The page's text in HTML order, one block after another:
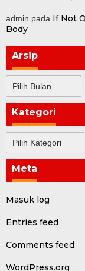
admin pada If Not
Body
Arsip
Kategori
Meta
Masuk log
Entries feed
Comments feed
WordPress.org